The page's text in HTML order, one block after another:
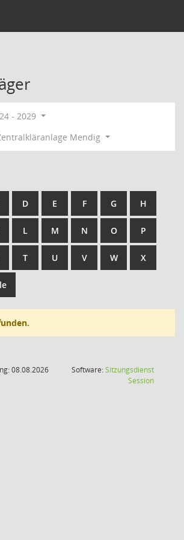
- 2029
Mendig
D E F G H
L M N O P
T U V W X
08.08.2026
Software:Sitzungsdienst
Session(Wird in